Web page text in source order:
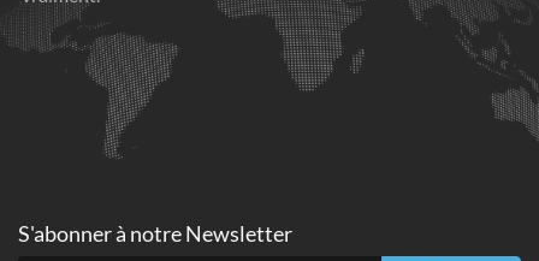
S'abonner à notre Newsletter